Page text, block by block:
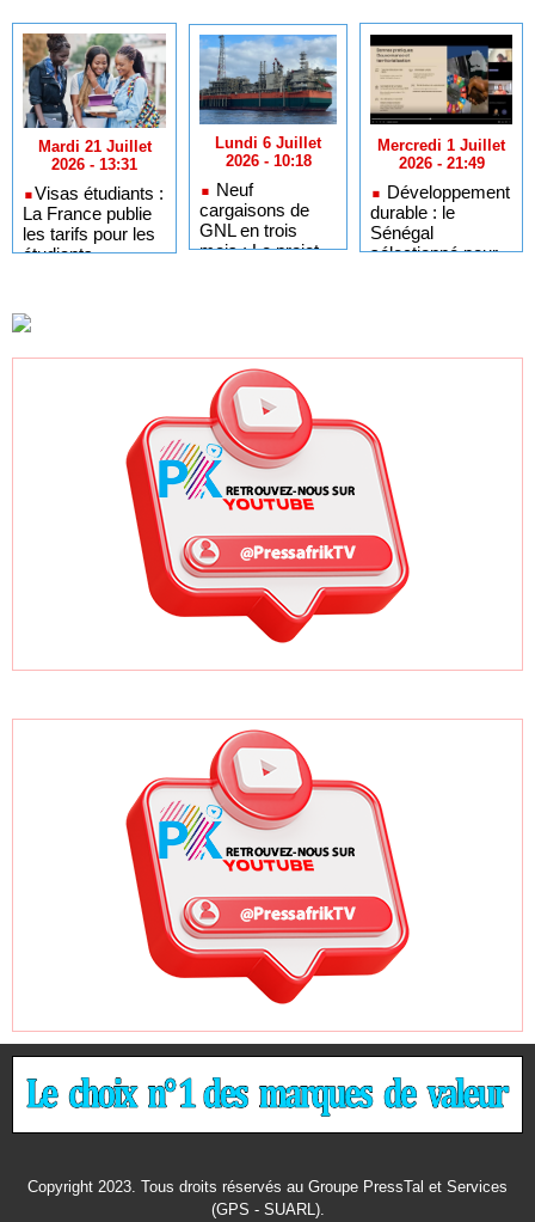
Mardi 21 Juillet
2026 - 13:31
​Visas étudiants :
La France publie
les tarifs pour les
étudiants
africains
Lundi 6 Juillet
2026 - 10:18
Neuf
cargaisons de
GNL en trois
mois : Le projet
Mercredi 1 Juillet
2026 - 21:49
Développement
durable : le
Sénégal
sélectionné pour
ODD
Copyright 2023. Tous droits réservés au Groupe PressTal et Services
(GPS - SUARL).